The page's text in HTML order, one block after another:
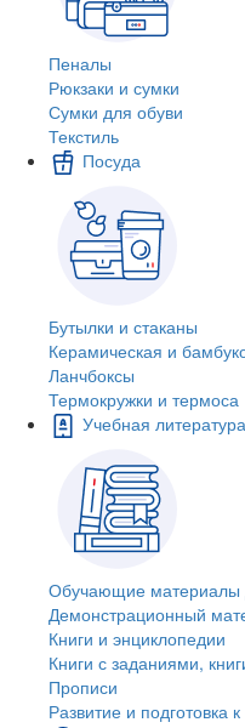
Пеналы
Рюкзаки и сумки
Сумки для обуви
Текстиль
Посуда
Бутылки и стаканы
Керамическая и
Ланчбоксы
Термокружки и термоса
Учебная
Обучающие материалы
Демонстрационный
Книги и энциклопедии
Книги с заданиями,
Прописи
Развитие и подготовка